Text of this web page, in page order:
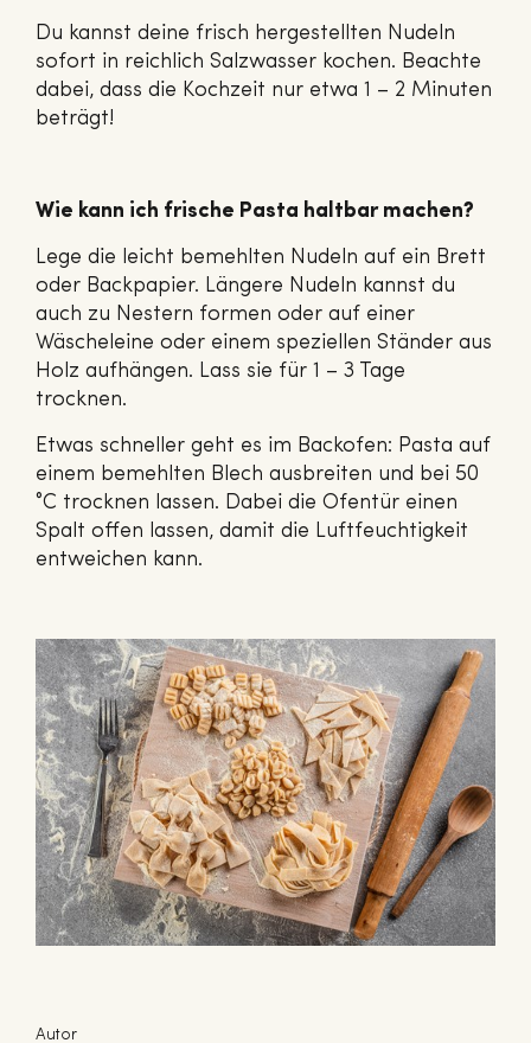
Du kannst deine frisch hergestellten Nudeln
sofort in reichlich Salzwasser kochen. Beachte
dabei, dass die Kochzeit nur etwa 1 – 2 Minuten
beträgt!
Wie kann ich frische Pasta haltbar machen?
Lege die leicht bemehlten Nudeln auf ein Brett
oder Backpapier. Längere Nudeln kannst du
auch zu Nestern formen oder auf einer
Wäscheleine oder einem speziellen Ständer aus
Holz aufhängen. Lass sie für 1 – 3 Tage
trocknen.
Etwas schneller geht es im Backofen: Pasta auf
einem bemehlten Blech ausbreiten und bei 50
°C trocknen lassen. Dabei die Ofentür einen
Spalt offen lassen, damit die Luftfeuchtigkeit
entweichen kann.
Autor